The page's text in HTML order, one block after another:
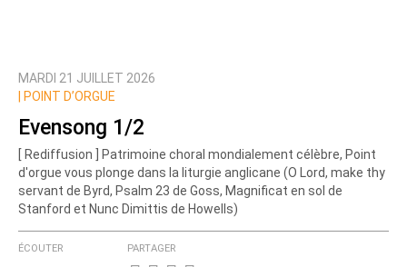
MARDI 21 JUILLET 2026
POINT D’ORGUE
Evensong 1/2
[ Rediffusion ] Patrimoine choral mondialement célèbre, Point
d'orgue vous plonge dans la liturgie anglicane (O Lord, make thy
servant de Byrd, Psalm 23 de Goss, Magnificat en sol de
Stanford et Nunc Dimittis de Howells)
ÉCOUTER PARTAGER